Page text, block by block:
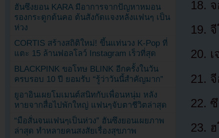
ฮันซึงยอน KARA มีอาการจากปัญหาหมอน
รองกระดูกต้นคอ ต้นสังกัดแจงหลังแฟนๆ เป็น
ห่วง
CORTIS สร้างสถิติใหม่! ขึ้นแท่นวง K-Pop ที่
แตะ 15 ล้านฟอลโลว์ Instagram เร็วที่สุด
BLACKPINK ขอโทษ BLINK อีกครั้งในวัน
ครบรอบ 10 ปี ยอมรับ “รู้ว่าวันนี้สำคัญมาก”
ยูอาอินเผยโมเมนต์สนิทกับเพื่อนหนุ่ม หลัง
หายจากสื่อไปพักใหญ่ แฟนๆจับตาชีวิตล่าสุด
“มือสั่นจนแฟนๆเป็นห่วง” ฮันซึงยอนเผยภาพ
ล่าสุด ทำหลายคนสงสัยเรื่องสุขภาพ